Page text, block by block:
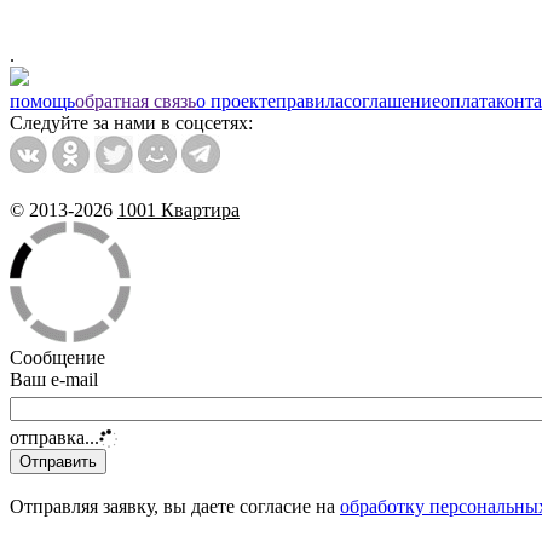
.
помощьобратная связьо проектеправиласоглашениеоплата
Следуйте за нами в соцсетях:
© 2013-2026 1001 Квартира
Сообщение
Ваш e-mail
отправка...
Отправляя заявку, вы даете согласие на обработку